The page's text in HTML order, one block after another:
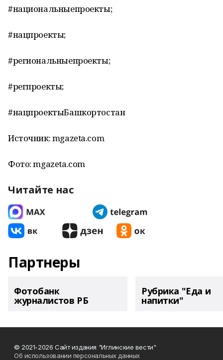
#национальныепроекты;
#нацпроекты;
#региональныепроекты;
#регпроекты;
#нацпроектыБашкортостан
Источник: mgazeta.com
Фото: mgazeta.com
Читайте нас
Партнеры
Фотобанк
журналистов РБ
Рубрика "Еда и
напитки"
© 2021-2026 Сайт издания "Иглинские вести"
Об использовании персональных данных